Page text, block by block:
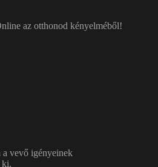
az otthonod kényelméből!
a vevő igényeinek
ki.